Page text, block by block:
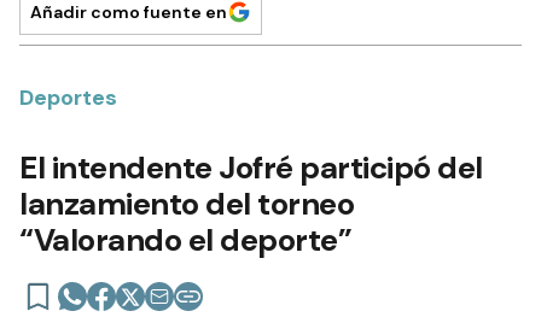
Añadir como fuente en
Deportes
El intendente Jofré participó del
lanzamiento del torneo
“Valorando el deporte”